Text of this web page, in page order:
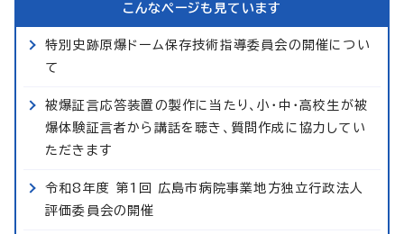
こんなページも見ています
特別史跡原爆ドーム保存技術指導委員会の開催につい
て
被爆証言応答装置の製作に当たり、小・中・高校生が被
爆体験証言者から講話を聴き、質問作成に協力してい
ただきます
令和8年度 第1回 広島市病院事業地方独立行政法人
評価委員会の開催